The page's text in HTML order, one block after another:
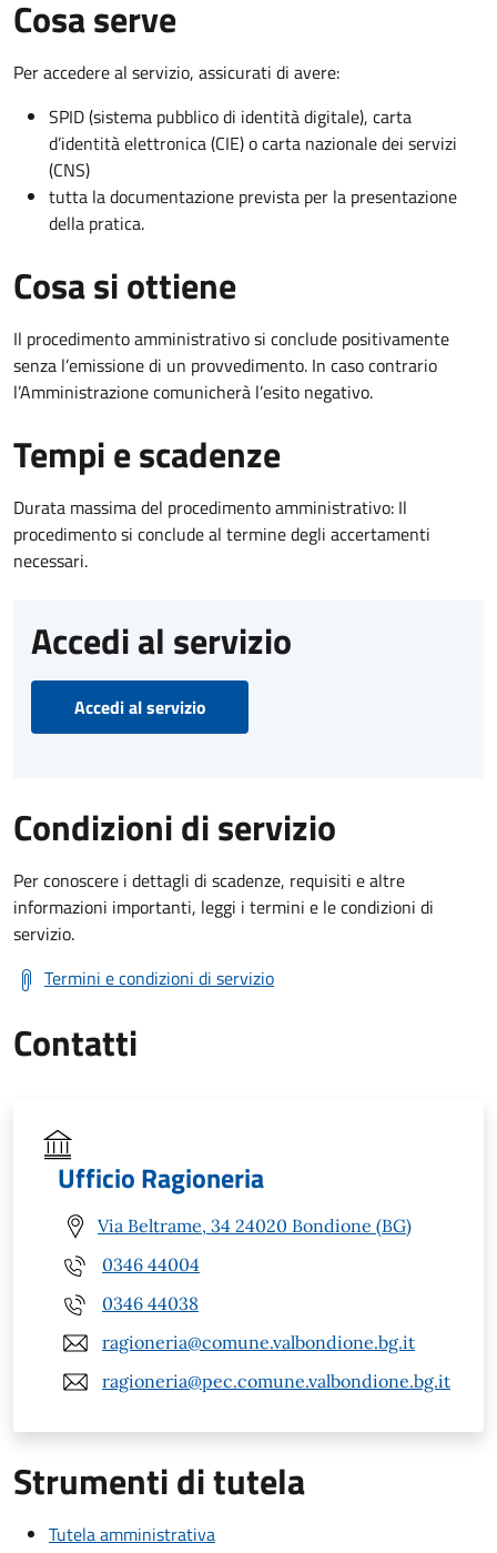
Cosa serve
Per accedere al servizio, assicurati di avere:
SPID (sistema pubblico di identità digitale), carta
d’identità elettronica (CIE) o carta nazionale dei servizi
(CNS)
tutta la documentazione prevista per la presentazione
della pratica.
Cosa si ottiene
Il procedimento amministrativo si conclude positivamente
senza l’emissione di un provvedimento. In caso contrario
l’Amministrazione comunicherà l’esito negativo.
Tempi e scadenze
Durata massima del procedimento amministrativo: Il
procedimento si conclude al termine degli accertamenti
necessari.
Accedi al servizio
Accedi al servizio
Condizioni di servizio
Per conoscere i dettagli di scadenze, requisiti e altre
informazioni importanti, leggi i termini e le condizioni di
servizio.
Termini e condizioni di servizio
Contatti
Ufficio Ragioneria
Via Beltrame, 34 24020 Bondione (BG)
0346 44004
0346 44038
ragioneria@comune.valbondione.bg.it
ragioneria@pec.comune.valbondione.bg.it
Strumenti di tutela
Tutela amministrativa